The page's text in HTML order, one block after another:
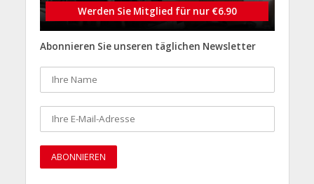
Werden Sie Mitglied für nur €6.90
Abonnieren Sie unseren täglichen Newsletter